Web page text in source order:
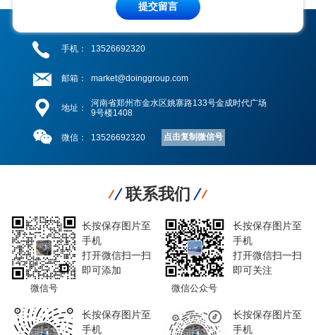
提交留言
手机： 13526692320
邮箱： market@doinggroup.com
地址：
河南省郑州市金水区姚寨路133号金成时代广场
9号楼1408
微信： 13526692320 点击复制微信号
联系我们
微信号
长按保存图片至
手机
打开微信扫一扫
即可添加
微信公众号
长按保存图片至
手机
打开微信扫一扫
即可关注
长按保存图片至
手机
长按保存图片至
手机